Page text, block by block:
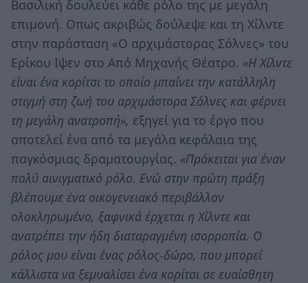
Βασιλική δουλεύει κάθε ρόλο της με μεγάλη
επιμονή. Οπως ακριβώς δούλεψε και τη Χίλντε
στην παράσταση «Ο αρχιμάστορας Σόλνες» του
Ερίκου Ιψεν στο Από Μηχανής Θέατρο. «Η Χίλντε
είναι ένα κορίτσι το οποίο μπαίνει την κατάλληλη
στιγμή στη ζωή του αρχιμάστορα Σόλνες και φέρνει
τη μεγάλη ανατροπή», εξηγεί για το έργο που
αποτελεί ένα από τα μεγάλα κεφάλαια της
παγκόσμιας δραματουργίας. «Πρόκειται για έναν
πολύ αινιγματικό ρόλο. Ενώ στην πρώτη πράξη
βλέπουμε ένα οικογενειακό περιβάλλον
ολοκληρωμένο, ξαφνικά έρχεται η Χίλντε και
ανατρέπει την ήδη διαταραγμένη ισορροπία. Ο
ρόλος μου είναι ένας ρόλος-δώρο, που μπορεί
κάλλιστα να ξεμυαλίσει ένα κορίτσι σε ευαίσθητη